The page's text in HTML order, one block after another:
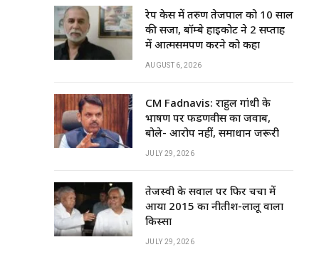
रेप केस में तरुण तेजपाल को 10 साल
की सजा, बॉम्बे हाईकोर्ट ने 2 सप्ताह
में आत्मसमर्पण करने को कहा
AUGUST 6, 2026
CM Fadnavis: राहुल गांधी के
भाषण पर फडणवीस का जवाब,
बोले- आरोप नहीं, समाधान जरूरी
JULY 29, 2026
तेजस्वी के सवाल पर फिर चर्चा में
आया 2015 का नीतीश-लालू वाला
किस्सा
JULY 29, 2026